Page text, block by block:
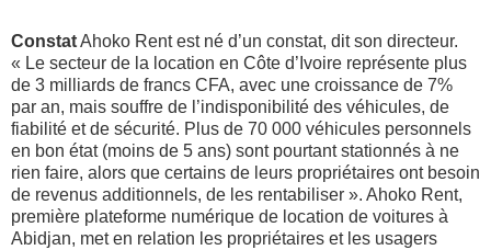
ConstatAhoko Rent est né d’un constat, dit son directeur.
« Le secteur de la location en Côte d’Ivoire représente plus
de 3 milliards de francs CFA, avec une croissance de 7%
par an, mais souffre de l’indisponibilité des véhicules, de
fiabilité et de sécurité. Plus de 70 000 véhicules personnels
en bon état (moins de 5 ans) sont pourtant stationnés à ne
rien faire, alors que certains de leurs propriétaires ont besoin
de revenus additionnels, de les rentabiliser ». Ahoko Rent,
première plateforme numérique de location de voitures à
Abidjan, met en relation les propriétaires et les usagers